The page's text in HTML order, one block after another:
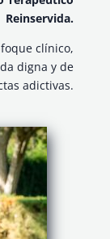
Reinservida.
clínico,
digna y de
adictivas.